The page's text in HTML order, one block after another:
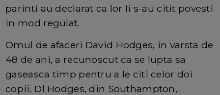
parinti au declarat ca lor li s-au citit povesti
in mod regulat.
Omul de afaceri David Hodges, in varsta de
48 de ani, a recunoscut ca se lupta sa
gaseasca timp pentru a le citi celor doi
copii. Dl Hodges, din Southampton,